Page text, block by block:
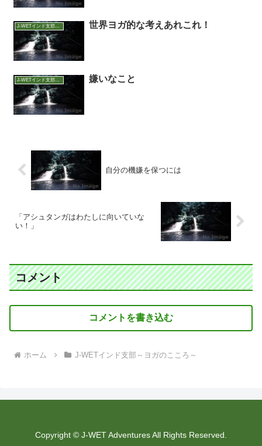
J-WETインド支部～ヨガのこころ～ 世界ヨガ的な考えあれこれ！
J-WETインド支部～ヨガのこころ～ 嫌いなこと
自分の機嫌を保つには
「アシュタンガはわたしに向いていな
い！」
コメント
コメントを書き込む
ホーム J-WETインド支部～ヨガのこころ～
Copyright © J-WET Adventures All Rights Reserved.